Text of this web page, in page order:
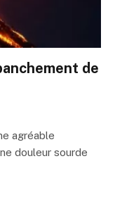
de
agréable
douleur sourde